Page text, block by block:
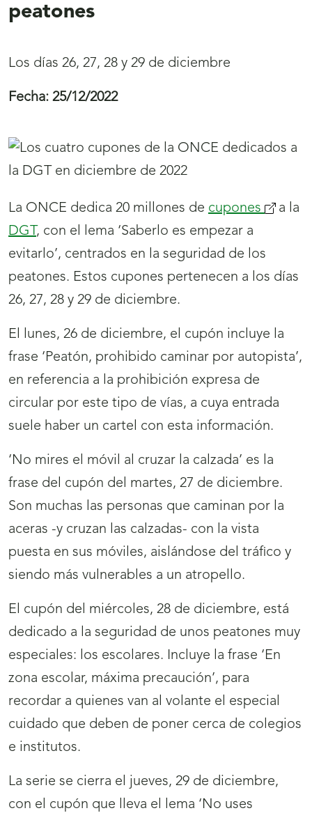
peatones
Los días 26, 27, 28 y 29 de diciembre
Fecha: 25/12/2022
La ONCE dedica 20 millones de cupones (se
nueva
a la
DGT, con el lema ‘Saberlo es empezar a
evitarlo’, centrados en la seguridad de los
peatones. Estos cupones pertenecen a los días
26, 27, 28 y 29 de diciembre.
El lunes, 26 de diciembre, el cupón incluye la
frase ‘Peatón, prohibido caminar por autopista’,
en referencia a la prohibición expresa de
circular por este tipo de vías, a cuya entrada
suele haber un cartel con esta información.
‘No mires el móvil al cruzar la calzada’ es la
frase del cupón del martes, 27 de diciembre.
Son muchas las personas que caminan por la
aceras -y cruzan las calzadas- con la vista
puesta en sus móviles, aislándose del tráfico y
siendo más vulnerables a un atropello.
El cupón del miércoles, 28 de diciembre, está
dedicado a la seguridad de unos peatones muy
especiales: los escolares. Incluye la frase ‘En
zona escolar, máxima precaución’, para
recordar a quienes van al volante el especial
cuidado que deben de poner cerca de colegios
e institutos.
La serie se cierra el jueves, 29 de diciembre,
con el cupón que lleva el lema ‘No uses